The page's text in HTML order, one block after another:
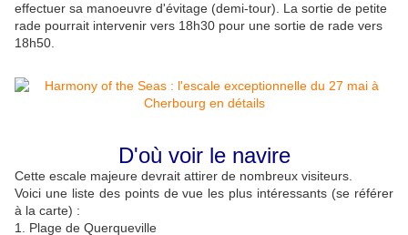
effectuer sa manoeuvre d'évitage (demi-tour). La sortie de petite
rade pourrait intervenir vers 18h30 pour une sortie de rade vers
18h50.
D'où voir le navire
Cette escale majeure devrait attirer de nombreux visiteurs.
Voici une liste des points de vue les plus intéressants (se référer
à la carte) :
1. Plage de Querqueville